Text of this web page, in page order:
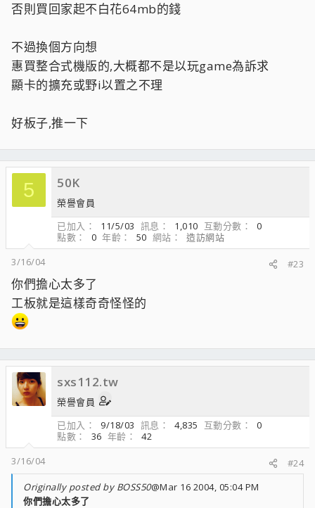
否則買回家起不白花64mb的錢
不過換個方向想
惠買整合式機版的,大概都不是以玩game為訴求
顯卡的擴充或野i以置之不理
好板子,推一下
5 50K
榮譽會員
已加入
11/5/03 訊息 1,010 互動分數
0
點數
0 年齡 50 網站
造訪網站
3/16/04
#23
你們擔心太多了
工板就是這樣奇奇怪怪的
sxs112.tw
榮譽會員
已加入
9/18/03 訊息 4,835 互動分數
0
點數
36 年齡
42
3/16/04
#24
Originally posted by BOSS50@Mar 16 2004, 05:04 PM
你們擔心太多了